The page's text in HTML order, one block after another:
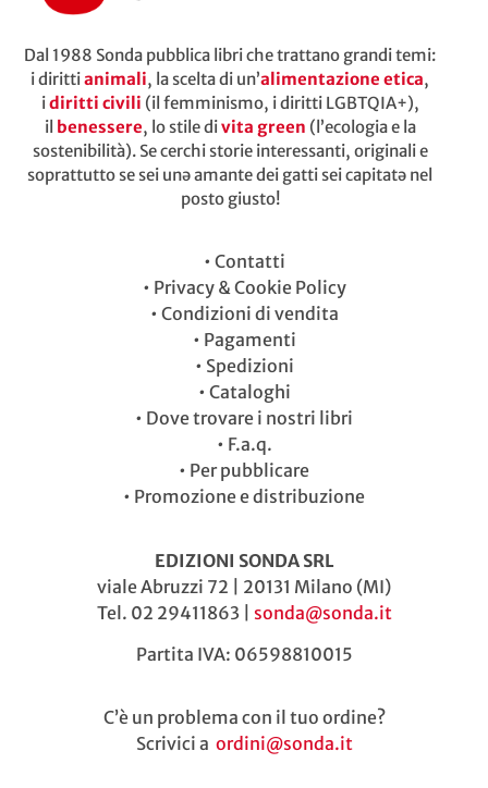
Dal 1988 Sonda pubblica libri che trattano grandi temi:
i dirittianimali, la scelta di un’alimentazione etica,
idiritti civili (il femminismo, i diritti LGBTQIA+),
il benessere, lo stile divita green (l’ecologia e la
sostenibilità). Se cerchi storie interessanti, originali e
soprattutto se sei unə amante dei gatti sei capitatə nel
posto giusto!
• Contatti
• Privacy & Cookie Policy
• Condizioni di vendita
• Pagamenti
• Spedizioni
• Cataloghi
• Dove trovare i nostri libri
• F.a.q.
• Per pubblicare
• Promozione e distribuzione
EDIZIONI SONDA SRL
viale Abruzzi 72 | 20131 Milano (MI)
Tel. 02 29411863 | sonda@sonda.it
Partita IVA: 06598810015
C’è un problema con il tuo ordine?
Scrivici a ordini@sonda.it